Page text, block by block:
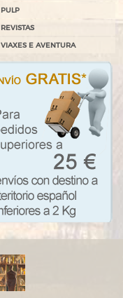
PULP
REVISTAS
VIAXES E AVENTURA